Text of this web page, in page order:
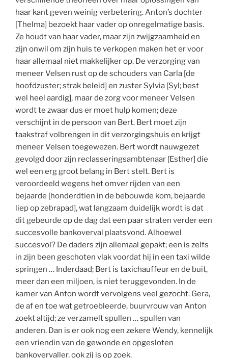
haar kant geven weinig verbetering. Anton’s dochter
[Thelma] bezoekt haar vader op onregelmatige basis.
Ze houdt van haar vader, maar zijn zwijgzaamheid en
zijn onwil om zijn huis te verkopen maken het er voor
haar allemaal niet makkelijker op. De verzorging van
meneer Velsen rust op de schouders van Carla [de
hoofdzuster; strak beleid] en zuster Sylvia [Syl; best
wel heel aardig], maar de zorg voor meneer Velsen
wordt te zwaar dus er moet hulp komen; deze
verschijnt in de persoon van Bert. Bert moet zijn
taakstraf volbrengen in dit verzorgingshuis en krijgt
meneer Velsen toegewezen. Bert wordt nauwgezet
gevolgd door zijn reclasseringsambtenaar [Esther] die
wel een erg groot belang in Bert stelt. Bert is
veroordeeld wegens het omver rijden van een
bejaarde [honderdtien in de bebouwde kom, bejaarde
liep op zebrapad], wat langzaam duidelijk wordt is dat
dit gebeurde op de dag dat een paar straten verder een
succesvolle bankoverval plaatsvond. Alhoewel
succesvol? De daders zijn allemaal gepakt; een is zelfs
in zijn been geschoten vlak voordat hij in een taxi wilde
springen … Inderdaad; Bert is taxichauffeur en de buit,
meer dan een miljoen, is niet teruggevonden. In de
kamer van Anton wordt vervolgens veel gezocht. Gera,
de af en toe wat getroebleerde, buurvrouw van Anton
zoekt altijd; ze verzamelt spullen … spullen van
anderen. Dan is er ook nog een zekere Wendy, kennelijk
een vriendin van de gewonde en opgesloten
bankovervaller, ook zij is op zoek.